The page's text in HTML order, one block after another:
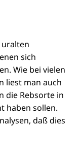
uralten
sich
Wie bei vielen
liest man auch
die Rebsorte in
haben sollen.
daß dies